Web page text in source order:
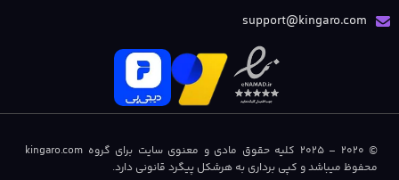
support@kingaro.com
© 2020 – 2025 کلیه حقوق مادی و معنوی سایت برای گروه kingaro.com
محفوظ میباشد و کپی برداری به هرشکل پیگرد قانونی دارد.